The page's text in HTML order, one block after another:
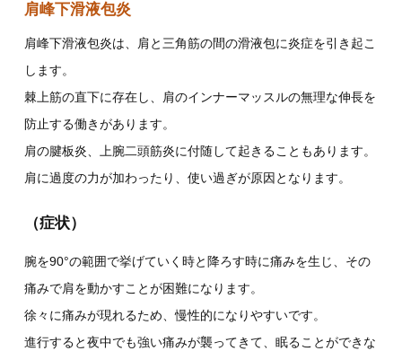
肩峰下滑液包炎
肩峰下滑液包炎は、肩と三角筋の間の滑液包に炎症を引き起こ
します。
棘上筋の直下に存在し、肩のインナーマッスルの無理な伸長を
防止する働きがあります。
肩の腱板炎、上腕二頭筋炎に付随して起きることもあります。
肩に過度の力が加わったり、使い過ぎが原因となります。
（症状）
腕を90°の範囲で挙げていく時と降ろす時に痛みを生じ、その
痛みで肩を動かすことが困難になります。
徐々に痛みが現れるため、慢性的になりやすいです。
進行すると夜中でも強い痛みが襲ってきて、眠ることができな